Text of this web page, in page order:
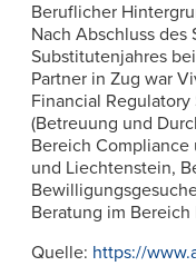
Beruflicher
Nach Abschluss des
Substitutenjahres
Partner in Zug war
Financial
(Betreuung und
Bereich
und Liechtenstein,
Beratung im
Quelle: https://